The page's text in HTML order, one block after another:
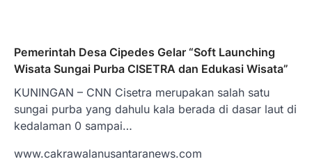
Pemerintah Desa Cipedes Gelar “Soft Launching
Wisata Sungai Purba CISETRA dan Edukasi Wisata”
KUNINGAN – CNN Cisetra merupakan salah satu
sungai purba yang dahulu kala berada di dasar laut di
kedalaman 0 sampai…
www.cakrawalanusantaranews.com